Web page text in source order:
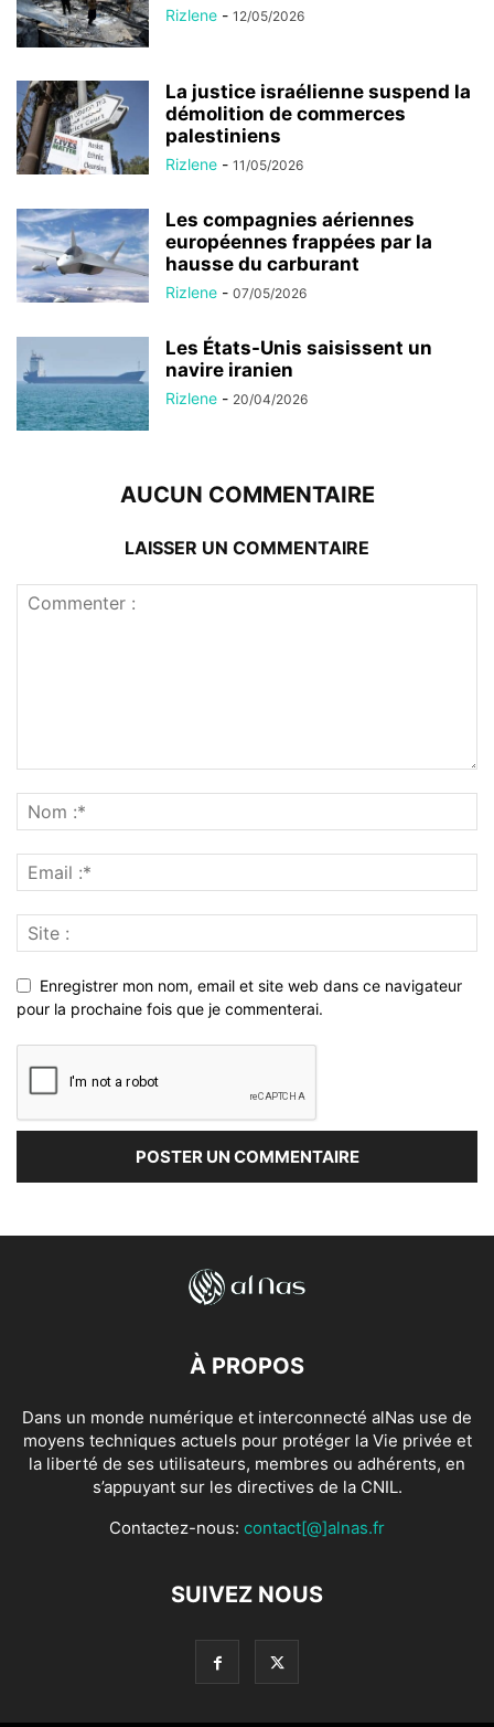
Rizlene - 12/05/2026
La justice israélienne suspend la
démolition de commerces
palestiniens
Rizlene - 11/05/2026
Les compagnies aériennes
européennes frappées par la
hausse du carburant
Rizlene - 07/05/2026
Les États-Unis saisissent un
navire iranien
Rizlene - 20/04/2026
AUCUN COMMENTAIRE
LAISSER UN COMMENTAIRE
Enregistrer mon nom, email et site web dans ce navigateur
pour la prochaine fois que je commenterai.
À PROPOS
Dans un monde numérique et interconnecté alNas use de
moyens techniques actuels pour protéger la Vie privée et
la liberté de ses utilisateurs, membres ou adhérents, en
s’appuyant sur les directives de la CNIL.
Contactez-nous: contact[@]alnas.fr
SUIVEZ NOUS